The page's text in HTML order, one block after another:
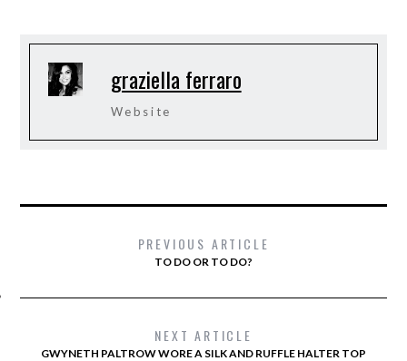
graziella ferraro
Website
PREVIOUS ARTICLE
TO DO OR TO DO?
NEXT ARTICLE
GWYNETH PALTROW WORE A SILK AND RUFFLE HALTER TOP